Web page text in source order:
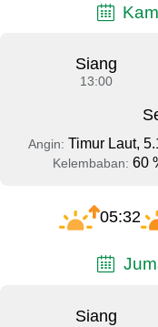
Siang
13:00
Angin: Timur Laut,
Kelembaban: 60
05:32
Siang